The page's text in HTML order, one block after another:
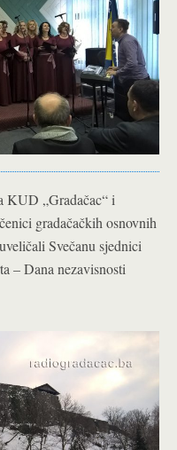
KUD „Gradačac“ i
gradačačkih osnovnih
Svečanu sjednici
– Dana nezavisnosti